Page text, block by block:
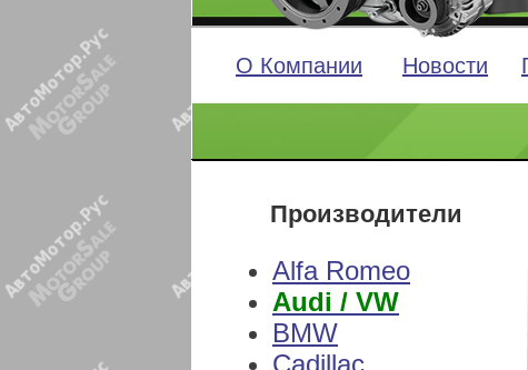
О Компании Новости
Производители
Alfa Romeo
Audi / VW
BMW
Cadillac